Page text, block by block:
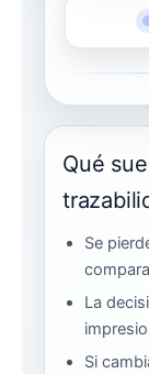
Qué
Se
La
Si